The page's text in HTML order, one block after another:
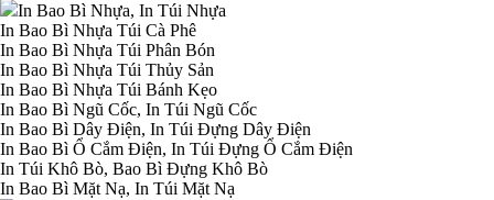
In Bao Bì Nhựa, In Túi Nhựa
In Bao Bì Nhựa Túi Cà Phê
In Bao Bì Nhựa Túi Phân Bón
In Bao Bì Nhựa Túi Thủy Sản
In Bao Bì Nhựa Túi Bánh Kẹo
In Bao Bì Ngũ Cốc, In Túi Ngũ Cốc
In Bao Bì Dây Điện, In Túi Đựng Dây Điện
In Bao Bì Ổ Cắm Điện, In Túi Đựng Ổ Cắm Điện
In Túi Khô Bò, Bao Bì Đựng Khô Bò
In Bao Bì Mặt Nạ, In Túi Mặt Nạ